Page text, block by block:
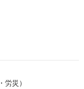
災）